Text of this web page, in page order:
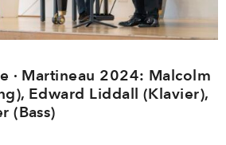
· Martineau 2024: Malcolm
Edward Liddall (Klavier),
(Bass)